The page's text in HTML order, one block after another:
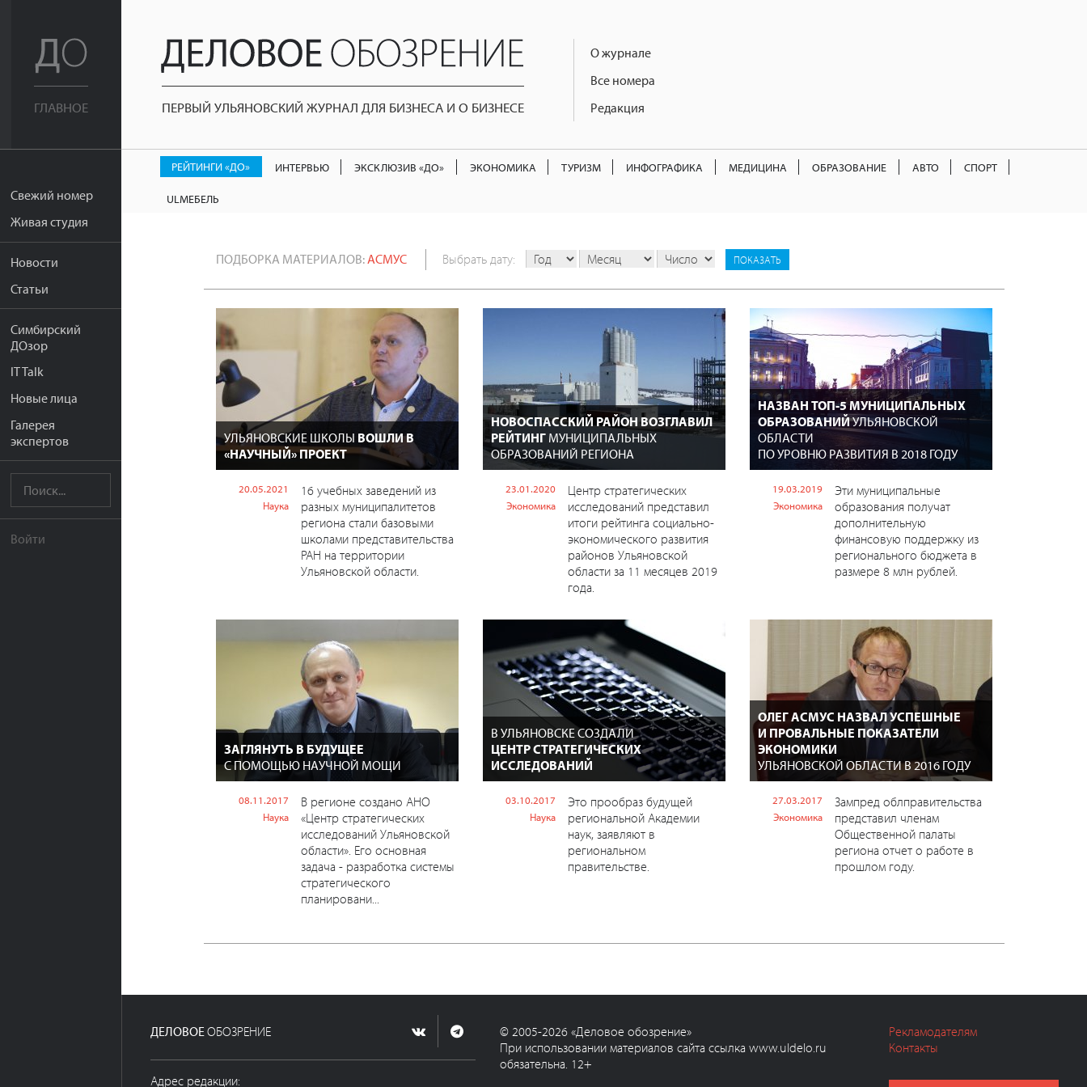
ГЛАВНОЕ
Свежий номер
Живая студия
Новости
Статьи
Симбирский
ДОзор
IT Talk
Новые лица
Галерея
экспертов
Войти
ПЕРВЫЙ УЛЬЯНОВСКИЙ ЖУРНАЛ ДЛЯ БИЗНЕСА И О БИЗНЕСЕ
О журнале
Все номера
Редакция
РЕЙТИНГИ «ДО» ИНТЕРВЬЮ ЭКСКЛЮЗИВ «ДО» ЭКОНОМИКА ТУРИЗМ ИНФОГРАФИКА МЕДИЦИНА ОБРАЗОВАНИЕ АВТО СПОРТ
ULМЕБЕЛЬ
ПОДБОРКА МАТЕРИАЛОВ:АСМУС Выбрать дату:
УЛЬЯНОВСКИЕ ШКОЛЫ ВОШЛИ В
«НАУЧНЫЙ» ПРОЕКТ
20.05.2021
Наука
16 учебных заведений из
разных муниципалитетов
региона стали базовыми
школами представительства
РАН на территории
Ульяновской области.
НОВОСПАССКИЙ РАЙОН ВОЗГЛАВИЛ
РЕЙТИНГ МУНИЦИПАЛЬНЫХ
ОБРАЗОВАНИЙ РЕГИОНА
23.01.2020
Экономика
Центр стратегических
исследований представил
итоги рейтинга социально-
экономического развития
районов Ульяновской
области за 11 месяцев 2019
года.
НАЗВАН ТОП-5 МУНИЦИПАЛЬНЫХ
ОБРАЗОВАНИЙУЛЬЯНОВСКОЙ
ОБЛАСТИ
ПО УРОВНЮ РАЗВИТИЯ В 2018 ГОДУ
19.03.2019
Экономика
Эти муниципальные
образования получат
дополнительную
финансовую поддержку из
регионального бюджета в
размере 8 млн рублей.
ЗАГЛЯНУТЬ В БУДУЩЕЕ
С ПОМОЩЬЮ НАУЧНОЙ МОЩИ
08.11.2017
Наука
В регионе создано АНО
«Центр стратегических
исследований Ульяновской
области». Его основная
задача - разработка системы
стратегического
планировани...
В УЛЬЯНОВСКЕ СОЗДАЛИ
ЦЕНТР СТРАТЕГИЧЕСКИХ
ИССЛЕДОВАНИЙ
03.10.2017
Наука
Это прообраз будущей
региональной Академии
наук, заявляют в
региональном
правительстве.
ОЛЕГ АСМУС НАЗВАЛ УСПЕШНЫЕ
И ПРОВАЛЬНЫЕ ПОКАЗАТЕЛИ
ЭКОНОМИКИ
УЛЬЯНОВСКОЙ ОБЛАСТИ В 2016 ГОДУ
27.03.2017
Экономика
Зампред облправительства
представил членам
Общественной палаты
региона отчет о работе в
прошлом году.
ДЕЛОВОЕОБОЗРЕНИЕ
Адрес редакции:
© 2005-2026 «Деловое обозрение»
При использовании материалов сайта ссылка www.uldelo.ru
обязательна. 12+
Рекламодателям
Контакты